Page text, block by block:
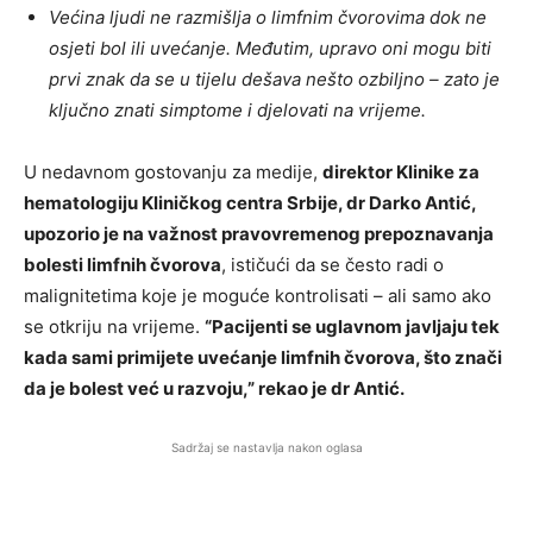
Većina ljudi ne razmišlja o limfnim čvorovima dok ne
osjeti bol ili uvećanje. Međutim, upravo oni mogu biti
prvi znak da se u tijelu dešava nešto ozbiljno – zato je
ključno znati simptome i djelovati na vrijeme.
U nedavnom gostovanju za medije, direktor Klinike za
hematologiju Kliničkog centra Srbije, dr Darko Antić,
upozorio je na važnost pravovremenog prepoznavanja
bolesti limfnih čvorova, ističući da se često radi o
malignitetima koje je moguće kontrolisati – ali samo ako
se otkriju na vrijeme. “Pacijenti se uglavnom javljaju tek
kada sami primijete uvećanje limfnih čvorova, što znači
da je bolest već u razvoju,” rekao je dr Antić.
Sadržaj se nastavlja nakon oglasa